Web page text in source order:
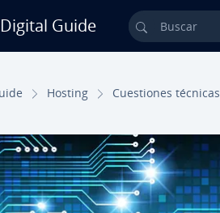
Digital Guide Buscar
Hosting Cue­s­tio­nes técnicas